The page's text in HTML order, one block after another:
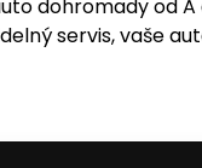
dohromady od A
servis, vaše